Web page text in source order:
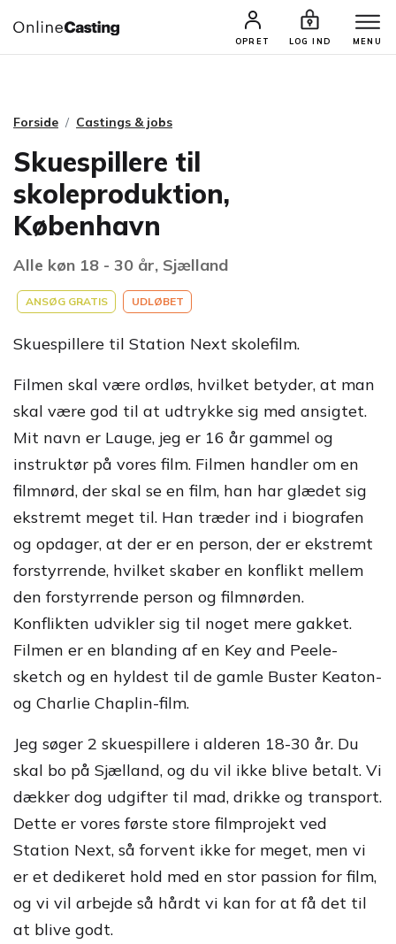
OPRET LOG IND MENU
CASTINGS & JOBS SØG PROFIL
Forside Castings & jobs
Skuespillere til
skoleproduktion,
København
Alle køn 18 - 30 år, Sjælland
ANSØG GRATIS UDLØBET
Skuespillere til Station Next skolefilm.
Filmen skal være ordløs, hvilket betyder, at man
skal være god til at udtrykke sig med ansigtet.
Mit navn er Lauge, jeg er 16 år gammel og
instruktør på vores film. Filmen handler om en
filmnørd, der skal se en film, han har glædet sig
ekstremt meget til. Han træder ind i biografen
og opdager, at der er en person, der er ekstremt
forstyrrende, hvilket skaber en konflikt mellem
den forstyrrende person og filmnørden.
Konflikten udvikler sig til noget mere gakket.
Filmen er en blanding af en Key and Peele-
sketch og en hyldest til de gamle Buster Keaton-
og Charlie Chaplin-film.
Jeg søger 2 skuespillere i alderen 18-30 år. Du
skal bo på Sjælland, og du vil ikke blive betalt. Vi
dækker dog udgifter til mad, drikke og transport.
Dette er vores første store filmprojekt ved
Station Next, så forvent ikke for meget, men vi
er et dedikeret hold med en stor passion for film,
og vi vil arbejde så hårdt vi kan for at få det til
at blive godt.